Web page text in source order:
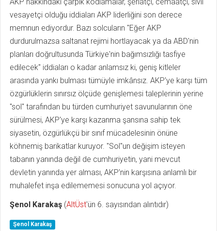
vesayetçi olduğu iddiaları AKP liderliğini son derece
memnun ediyordur. Bazı solcuların "Eğer AKP
durdurulmazsa saltanat rejimi hortlayacak ya da ABD'nin
planları doğrultusunda Türkiye'nin bağımsızlığı tasfiye
edilecek" iddiaları o kadar anlamsız ki, geniş kitleler
arasında yankı bulması tümüyle imkânsız. AKP'ye karşı tüm
özgürlüklerin sınırsız ölçüde genişlemesi taleplerinin yerine
"sol" tarafından bu türden cumhuriyet savunularının öne
sürülmesi, AKP'ye karşı kazanma şansına sahip tek
siyasetin, özgürlükçü bir sınıf mücadelesinin önüne
köhnemiş barikatlar kuruyor. "Sol"un değişim isteyen
tabanın yanında değil de cumhuriyetin, yani mevcut
devletin yanında yer alması, AKP'nin karşısına anlamlı bir
muhalefet inşa edilememesi sonucuna yol açıyor.
Şenol Karakaş (AltÜst'ün 6. sayısından alıntıdır)
Şenol Karakaş